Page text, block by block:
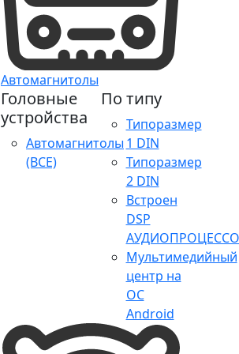
Автомагнитолы
Головные
устройства
Автомагнитолы
(ВСЕ)
По типу
Типоразмер
1 DIN
Типоразмер
2 DIN
Встроен
DSP
Мультимедийный
центр на
ОС
Android